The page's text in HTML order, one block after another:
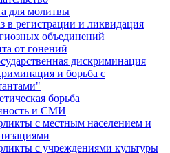
для молитвы
в регистрации и ликвидация
объединений
от гонений
дискриминация
и борьба с
борьба
и СМИ
с местным населением и
с учреждениями культуры